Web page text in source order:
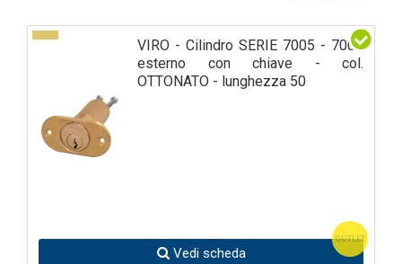
l'azione del grimaldello; molle pistoncini in bronzo
fosforoso. Forniti con: mostrina ovale e canotto in
ottone, viti di fissaggio. Confezione: individuale, in
sacchetto di polietilene, in scatola multipla da 6 pz.
VIRO - Cilindro SERIE 7005 - 7006
esterno con chiave - col.
OTTONATO - lunghezza 50
OUTLET
Vedi scheda